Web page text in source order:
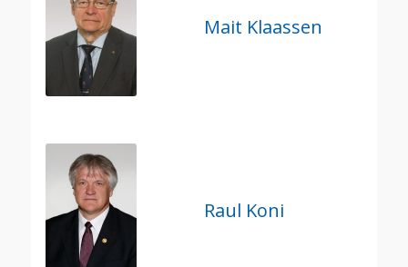
Mait Klaassen
Raul Koni